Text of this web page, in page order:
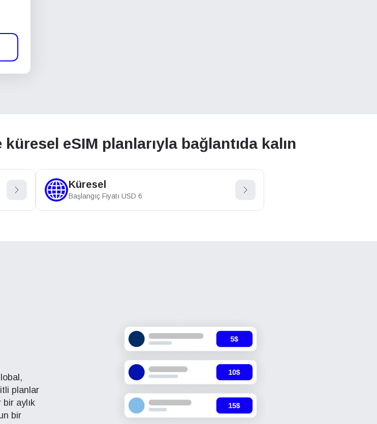
eSIM planlarıyla bağlantıda kalın
Küresel
Başlangıç Fiyatı USD 6
planlar
aylık
bir